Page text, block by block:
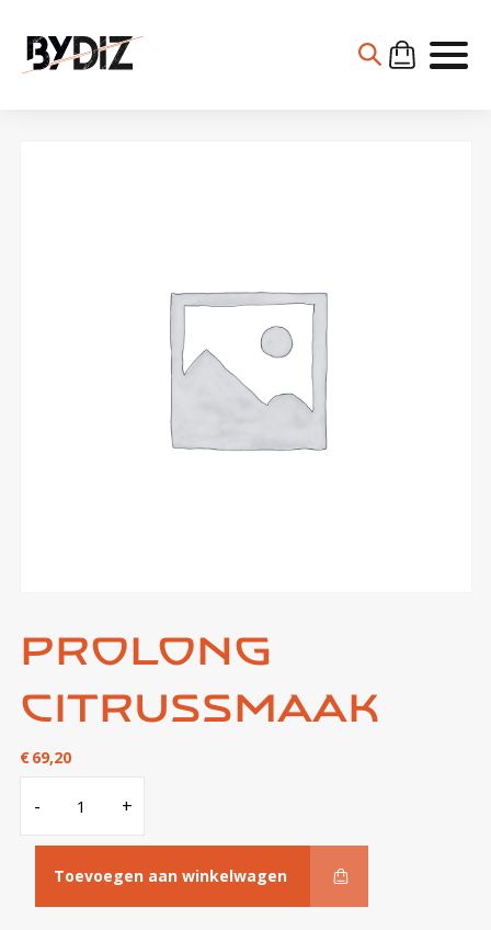
Prolong
citrussmaak
€69,20
- citrussmaak
+
Toevoegen aan winkelwagen